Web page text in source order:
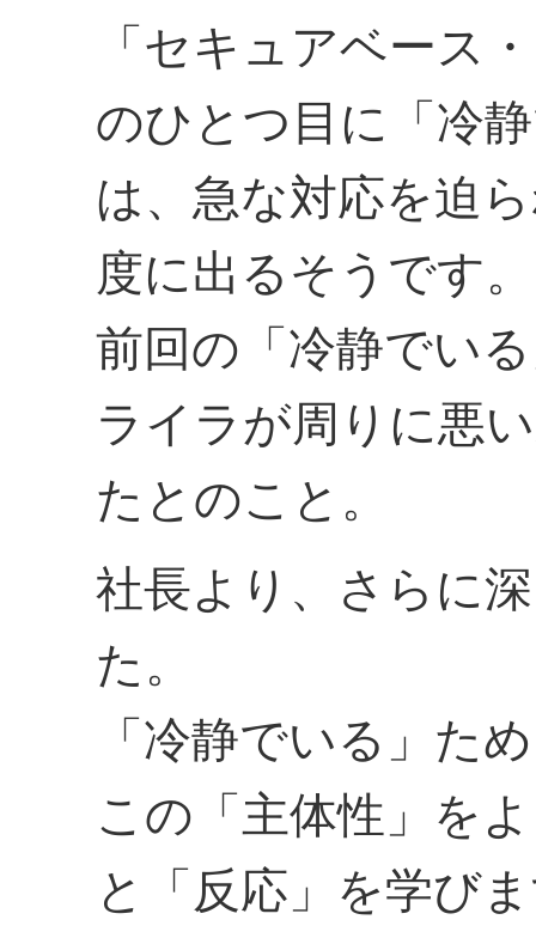
「セキュアベース
のひとつ目に「冷
は、急な対応を迫
度に出るそうです。
前回の「冷静でい
ライラが周りに悪
たとのこと。
社長より、さらに
た。
「冷静でいる」た
この「主体性」を
と「反応」を学び